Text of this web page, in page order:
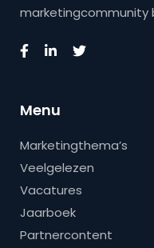
marketingcommunity
Menu
Marketingthema’s
Veelgelezen
Vacatures
Jaarboek
Partnercontent